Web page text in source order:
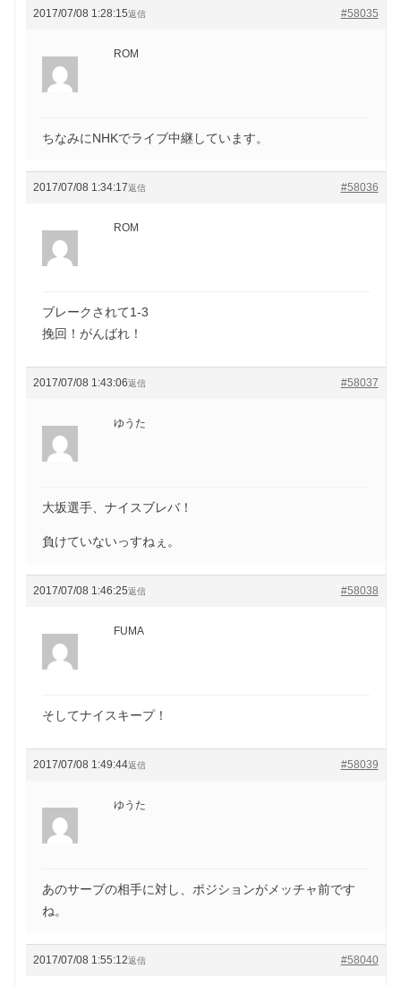
2017/07/08 1:28:15 #58035
返信
ROM
ちなみにNHKでライブ中継しています。
2017/07/08 1:34:17 #58036
返信
ROM
ブレークされて1-3
挽回！がんばれ！
2017/07/08 1:43:06 #58037
返信
ゆうた
大坂選手、ナイスブレバ！
負けていないっすねぇ。
2017/07/08 1:46:25 #58038
返信
FUMA
そしてナイスキープ！
2017/07/08 1:49:44 #58039
返信
ゆうた
あのサーブの相手に対し、ポジションがメッチャ前です
ね。
2017/07/08 1:55:12 #58040
返信